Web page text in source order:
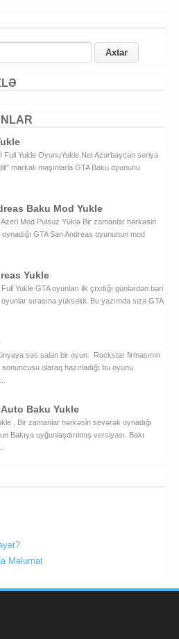
Full Yukle OyunuYukle.Net Azərbaycan seriya
markalı maşınlarla GTA Baku oyununu
Baku Mod Yukle
Mod Pulsuz Yüklə Bir zamanlar hərkəsin
GTA San Andreas oyununun mod
Yukle
Yukle GTA oyunları ilk çıxdığı günlərdən bəri
sırasına yüksəldi. Bu yazımda sizə GTA
səs salan bir oyun. Rockstar firmasının
sonuncusu olaraq hazırladığı bu oyunu
Baku Yukle
, Bir zamanlar hərkəsin sevərək oynadığı
Bakıya uyğunlaşdırılmış versiyası. Bakı
Məlumat